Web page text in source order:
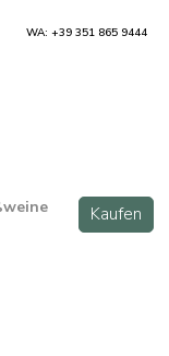
Kaufen
WA: +39 351 865 9444